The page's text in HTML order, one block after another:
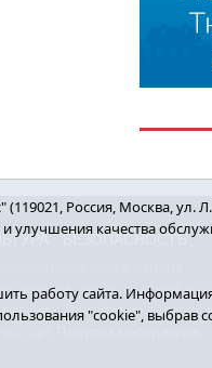
БЕЗОПАСНОСТЬ
e-mail:
службой по надзору
Россия, Москва, ул.
улучшения качества
работу сайта.
"cookie", выбрав